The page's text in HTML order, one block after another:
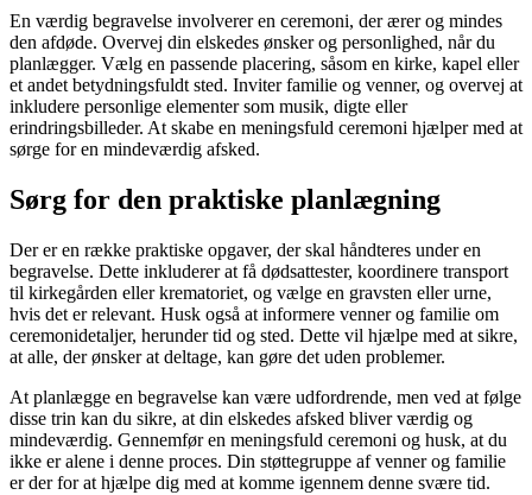
En værdig begravelse involverer en ceremoni, der ærer og mindes
den afdøde. Overvej din elskedes ønsker og personlighed, når du
planlægger. Vælg en passende placering, såsom en kirke, kapel eller
et andet betydningsfuldt sted. Inviter familie og venner, og overvej at
inkludere personlige elementer som musik, digte eller
erindringsbilleder. At skabe en meningsfuld ceremoni hjælper med at
sørge for en mindeværdig afsked.
Sørg for den praktiske planlægning
Der er en række praktiske opgaver, der skal håndteres under en
begravelse. Dette inkluderer at få dødsattester, koordinere transport
til kirkegården eller krematoriet, og vælge en gravsten eller urne,
hvis det er relevant. Husk også at informere venner og familie om
ceremonidetaljer, herunder tid og sted. Dette vil hjælpe med at sikre,
at alle, der ønsker at deltage, kan gøre det uden problemer.
At planlægge en begravelse kan være udfordrende, men ved at følge
disse trin kan du sikre, at din elskedes afsked bliver værdig og
mindeværdig. Gennemfør en meningsfuld ceremoni og husk, at du
ikke er alene i denne proces. Din støttegruppe af venner og familie
er der for at hjælpe dig med at komme igennem denne svære tid.